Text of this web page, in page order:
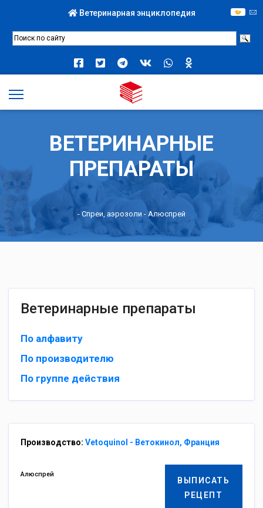
Ветеринарная энциклопедия
ВЕТЕРИНАРНЫЕ
ПРЕПАРАТЫ
- Спреи, аэрозоли - Алюспрей
Ветеринарные препараты
По алфавиту
По производителю
По группе действия
Производство: Vetoquinol - Ветокинол, Франция
ВЫПИСАТЬ
РЕЦЕПТ
Алюспрей